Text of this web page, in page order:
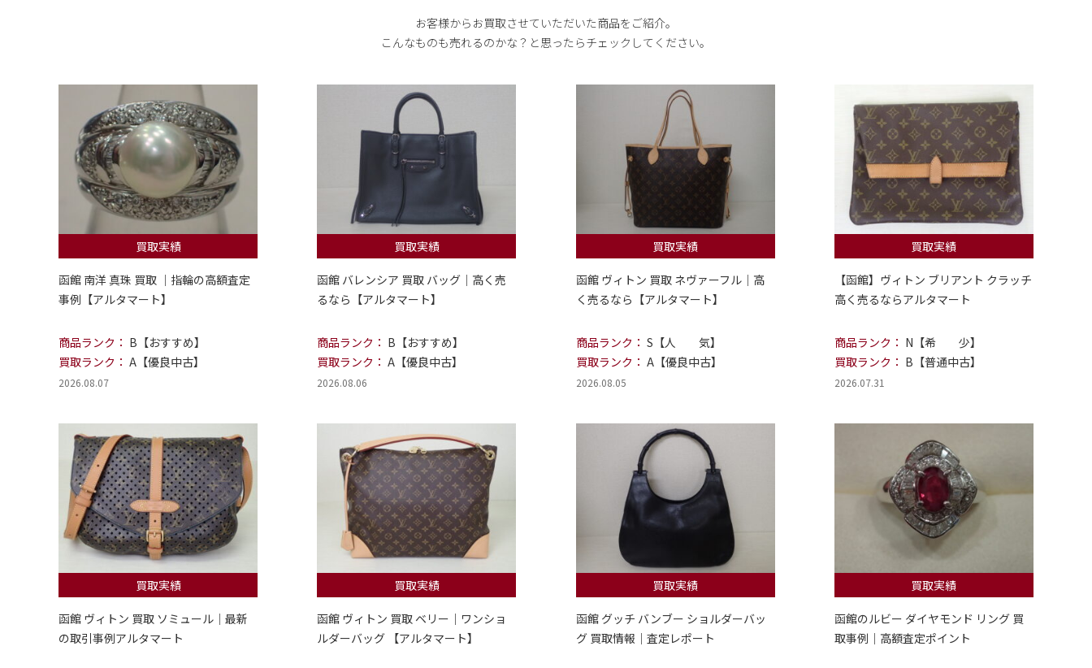
お客様からお買取させていただいた商品をご紹介。
こんなものも売れるのかな？ と思ったらチェックしてください。
買取実績
函館 南洋 真珠 買取 ｜指輪の高額査定
事例【アルタマート】
商品ランク： B【おすすめ】
買取ランク： A【優良中古】
2026.08.07
買取実績
函館 バレンシア 買取 バッグ｜高く売
るなら【アルタマート】
商品ランク： B【おすすめ】
買取ランク： A【優良中古】
2026.08.06
買取実績
函館 ヴィトン 買取 ネヴァーフル｜高
く売るなら【アルタマート】
商品ランク： S【人 気】
買取ランク： A【優良中古】
2026.08.05
買取実績
【函館】ヴィトン ブリアント クラッチ
高く売るならアルタマート
商品ランク： N【希 少】
買取ランク： B【普通中古】
2026.07.31
買取実績
函館 ヴィトン 買取 ソミュール｜最新
の取引事例アルタマート
買取実績
函館 ヴィトン 買取 ベリー｜ワンショ
ルダーバッグ 【アルタマート】
買取実績
函館 グッチ バンブー ショルダーバッ
グ 買取情報｜査定レポート
買取実績
函館のルビー ダイヤモンド リング 買
取事例｜高額査定ポイント